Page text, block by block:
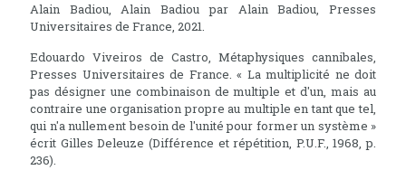
Alain Badiou, Alain Badiou par Alain Badiou, Presses
Universitaires de France, 2021.
Edouardo Viveiros de Castro, Métaphysiques cannibales,
Presses Universitaires de France. « La multiplicité ne doit
pas désigner une combinaison de multiple et d'un, mais au
contraire une organisation propre au multiple en tant que tel,
qui n'a nullement besoin de l'unité pour former un système »
écrit Gilles Deleuze (Différence et répétition, P.U.F., 1968, p.
236).